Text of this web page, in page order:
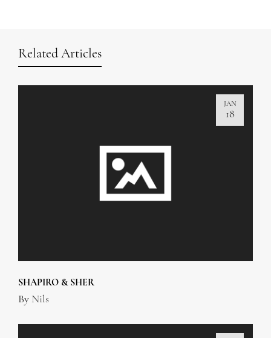
Related Articles
JAN
18
SHAPIRO & SHER
By Nils